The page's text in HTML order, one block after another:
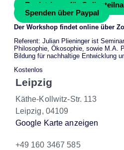
Registrieren für
Spenden über Paypal
Der Workshop findet online über
Referent: Julian Plieninger ist
Philosophie, Ökosophie, sowie M.A.
Bildung für nachhaltige Entwicklung
Kostenlos
Leipzig
Käthe-Kollwitz-Str. 113
Leipzig, 04109
Google Karte anzeigen
+49 160 3467 585